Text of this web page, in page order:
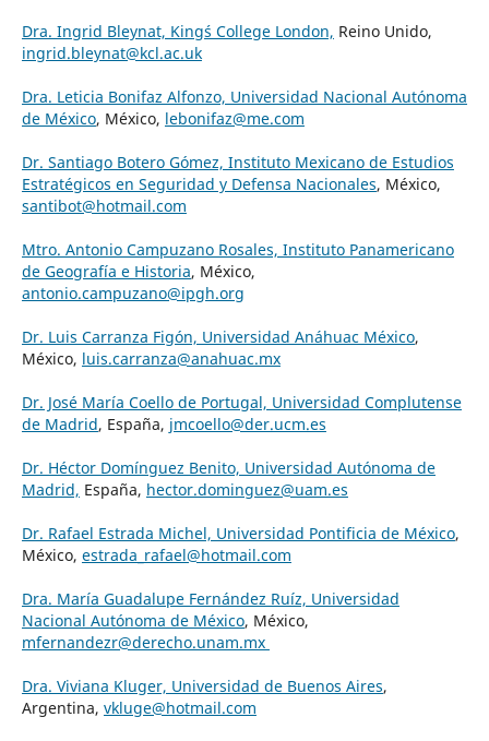
Dra. Ingrid Bleynat, King´s College London, Reino Unido,
ingrid.bleynat@kcl.ac.uk
Dra. Leticia Bonifaz Alfonzo, Universidad Nacional Autónoma
de México, México, lebonifaz@me.com
Dr. Santiago Botero Gómez, Instituto Mexicano de Estudios
Estratégicos en Seguridad y Defensa Nacionales, México,
santibot@hotmail.com
Mtro. Antonio Campuzano Rosales, Instituto Panamericano
de Geografía e Historia, México,
antonio.campuzano@ipgh.org
Dr. Luis Carranza Figón, Universidad Anáhuac México,
México, luis.carranza@anahuac.mx
Dr. José María Coello de Portugal, Universidad Complutense
de Madrid, España, jmcoello@der.ucm.es
Dr. Héctor Domínguez Benito, Universidad Autónoma de
Madrid, España, hector.dominguez@uam.es
Dr. Rafael Estrada Michel, Universidad Pontificia de México,
México, estrada_rafael@hotmail.com
Dra. María Guadalupe Fernández Ruíz, Universidad
Nacional Autónoma de México, México,
mfernandezr@derecho.unam.mx
Dra. Viviana Kluger, Universidad de Buenos Aires,
Argentina, vkluge@hotmail.com